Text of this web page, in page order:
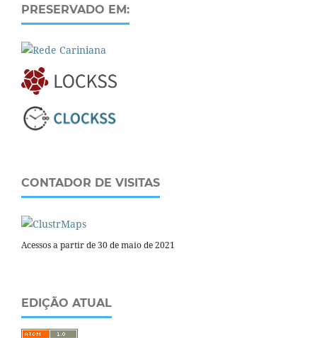
PRESERVADO EM:
CONTADOR DE VISITAS
Acessos a partir de 30 de maio de 2021
EDIÇÃO ATUAL